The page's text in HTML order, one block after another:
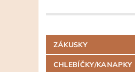
ZÁKUSKY
CHLEBÍČKY/KANAPKY